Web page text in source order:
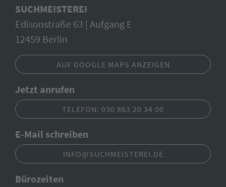
SUCHMEISTEREI
Edisonstraße 63 | Aufgang E
12459 Berlin
AUF GOOGLE MAPS ANZEIGEN
Jetzt anrufen
TELEFON: 030 863 20 34 00
E-Mail schreiben
INFO@SUCHMEISTEREI.DE
Bürozeiten